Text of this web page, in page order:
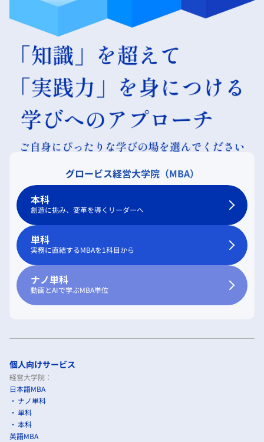
グロービス経営大学院（MBA）
本科
創造に挑み、変革を導くリーダーへ
単科
実務に直結するMBAを1科目から
ナノ単科
動画とAIで学ぶMBA単位
個人向けサービス
経営大学院：
日本語MBA
ナノ単科
単科
本科
英語MBA